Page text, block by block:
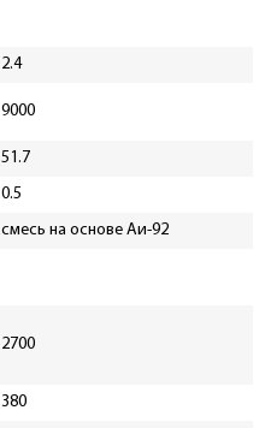
2.4
9000
51.7
0.5
смесь на основе Аи-92
2700
380